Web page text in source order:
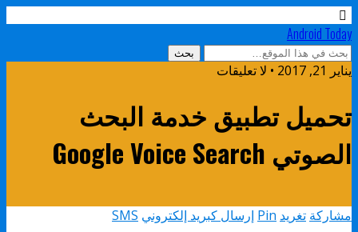
Android Today
يناير 21, 2017 • لا تعليقات
تحميل تطبيق خدمة البحث
الصوتي Google Voice Search
مشاركة تغريد Pin إرسال كبريد إلكتروني SMS